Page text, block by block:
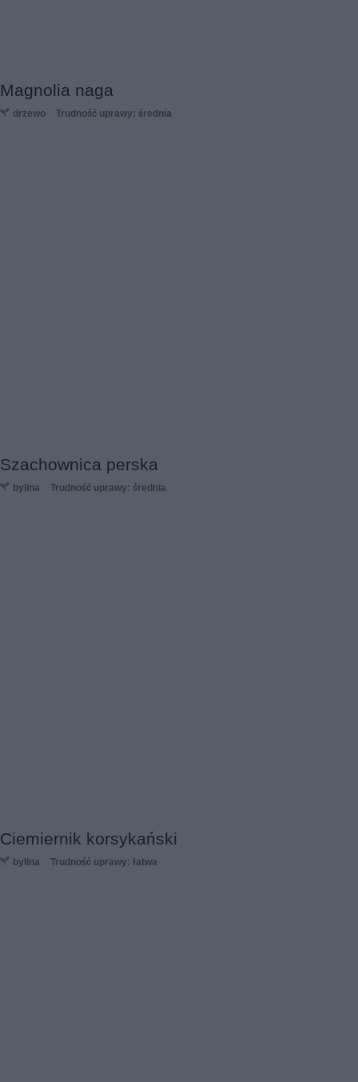
Magnolia naga
drzewo Trudność uprawy: średnia
Szachownica perska
bylina Trudność uprawy: średnia
Ciemiernik korsykański
bylina Trudność uprawy: łatwa